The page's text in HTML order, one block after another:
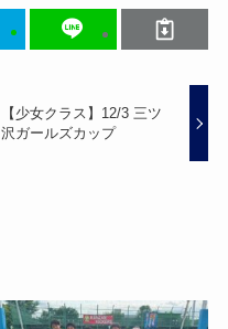
【少女クラス】12/3 三ツ
沢ガールズカップ